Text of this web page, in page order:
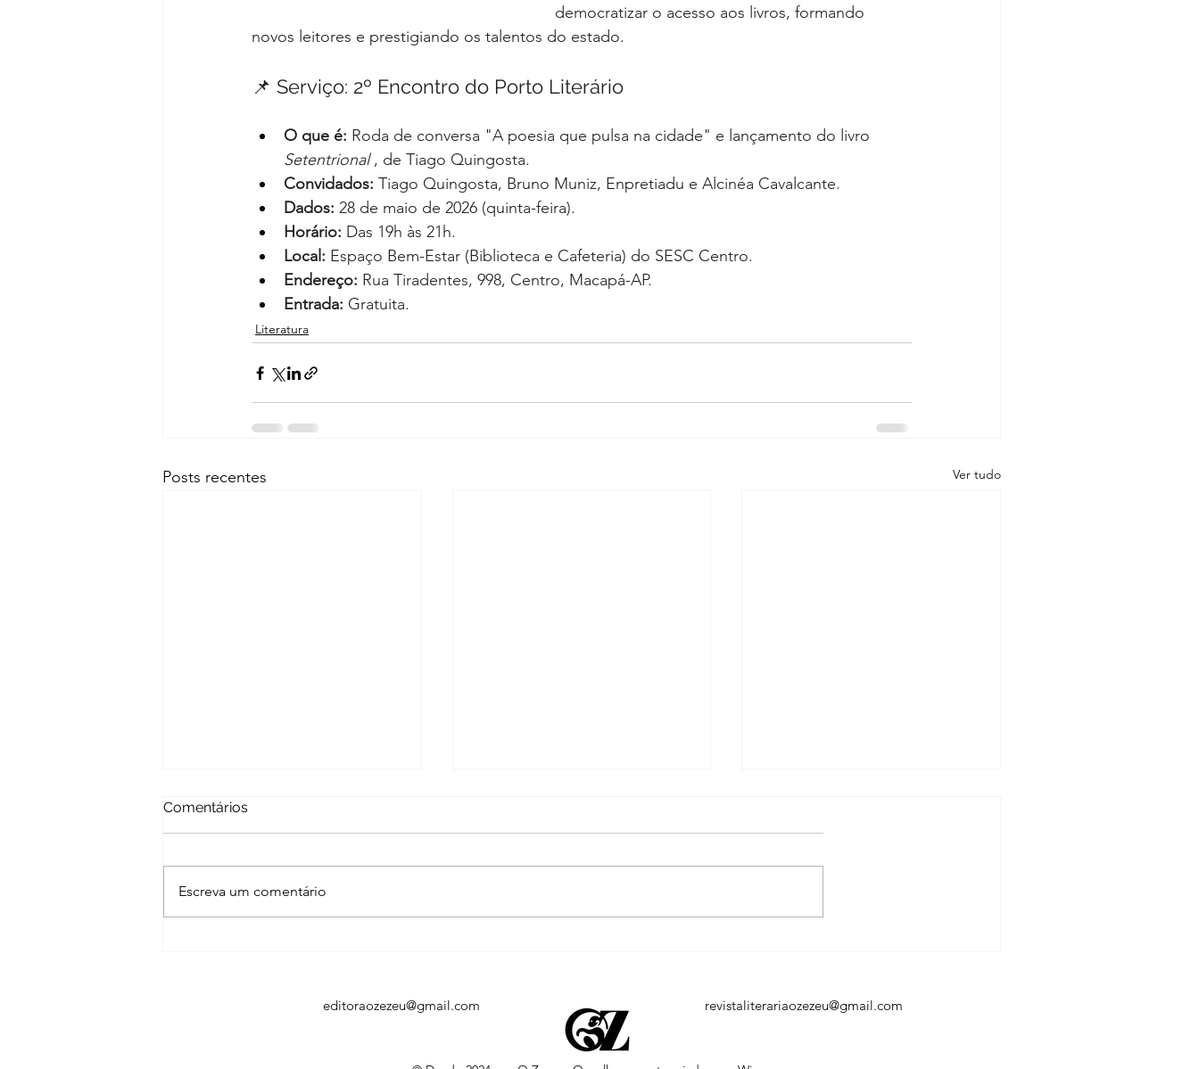
democratizar o acesso aos livros, formando
novos leitores e prestigiando os talentos do estado.
📌 Serviço: 2º Encontro do Porto Literário
O que é: Roda de conversa "A poesia que pulsa na cidade" e lançamento do livro
Setentrional , de Tiago Quingosta.
Convidados: Tiago Quingosta, Bruno Muniz, Enpretiadu e Alcinéa Cavalcante.
Dados: 28 de maio de 2026 (quinta-feira).
Horário: Das 19h às 21h.
Local: Espaço Bem-Estar (Biblioteca e Cafeteria) do SESC Centro.
Endereço: Rua Tiradentes, 998, Centro, Macapá-AP.
Entrada: Gratuita.
Literatura
Posts recentes Ver tudo
valorização da literatura
da Pré-Folia do Amapá
Comentários
Escreva um comentário
editoraozezeu@gmail.com revistaliterariaozezeu@gmail.com